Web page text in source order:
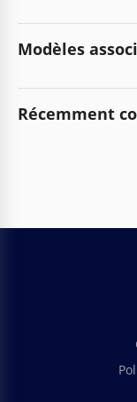
Modèles
Récemment